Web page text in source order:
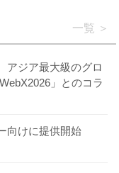
一覧
アジア最大級のグロ
」とのコラ
向けに提供開始